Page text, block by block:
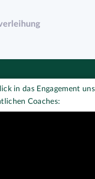
in das Engagement
Coaches: